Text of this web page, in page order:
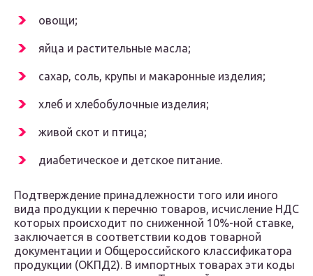
овощи;
яйца и растительные масла;
сахар, соль, крупы и макаронные изделия;
хлеб и хлебобулочные изделия;
живой скот и птица;
диабетическое и детское питание.
Подтверждение принадлежности того или иного
вида продукции к перечню товаров, исчисление НДС
которых происходит по сниженной 10%-ной ставке,
заключается в соответствии кодов товарной
документации и Общероссийского классификатора
продукции (ОКПД2). В импортных товарах эти коды